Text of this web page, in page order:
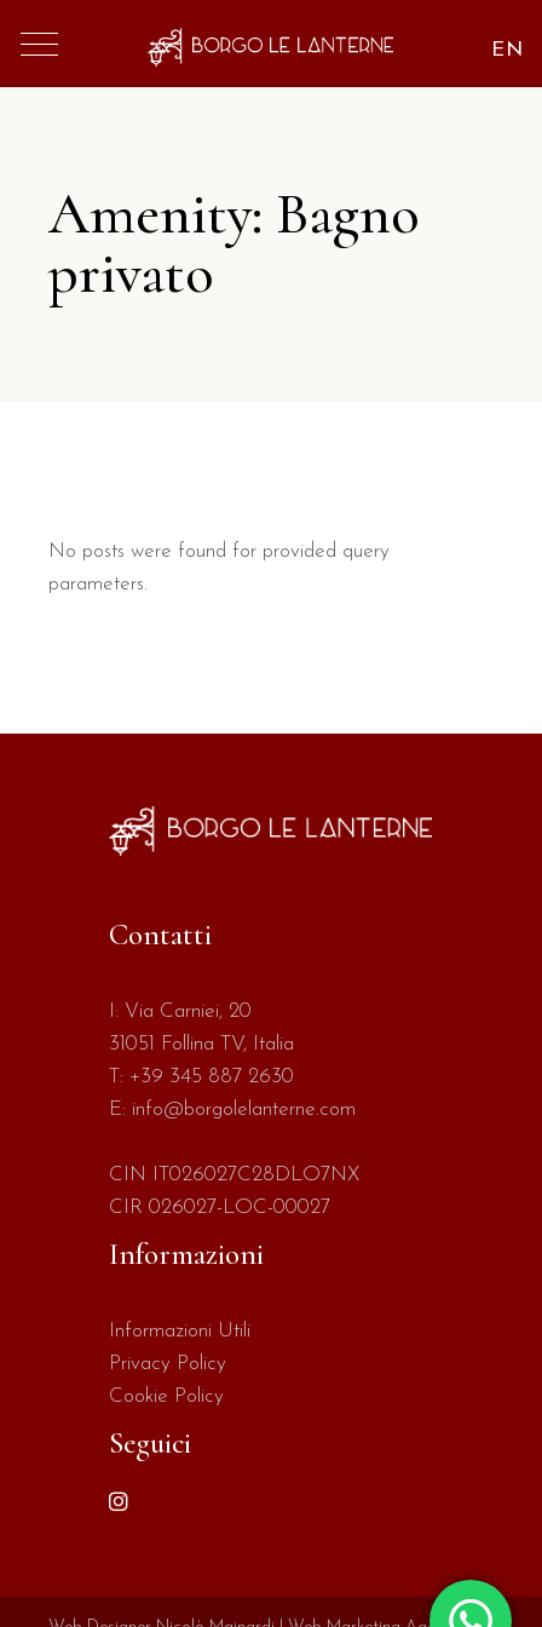
Amenity: Bagno
privato
No posts were found for provided query
parameters.
Contatti
I: Via Carniei, 20
31051 Follina TV, Italia
T: +39 345 887 2630
E: info@borgolelanterne.com
CIN IT026027C28DLO7NX
CIR 026027-LOC-00027
Informazioni
Informazioni Utili
Privacy Policy
Cookie Policy
Seguici